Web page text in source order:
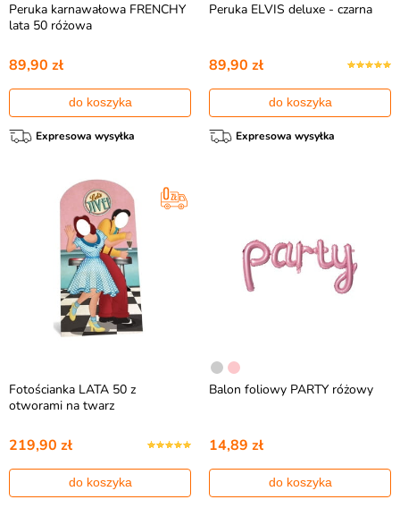
Peruka karnawałowa FRENCHY
lata 50 różowa
89,90 zł
do koszyka
Expresowa wysyłka
Peruka ELVIS deluxe - czarna
89,90 zł
do koszyka
Expresowa wysyłka
Fotościanka LATA 50 z
otworami na twarz
219,90 zł
do koszyka
Balon foliowy PARTY różowy
14,89 zł
do koszyka